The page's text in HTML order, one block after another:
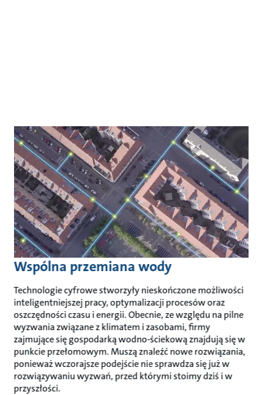
Wspólna przemiana wody
Technologie cyfrowe stworzyły nieskończone możliwości
inteligentniejszej pracy, optymalizacji procesów oraz
oszczędności czasu i energii. Obecnie, ze względu na pilne
wyzwania związane z klimatem i zasobami, firmy
zajmujące się gospodarką wodno-ściekową znajdują się w
punkcie przełomowym. Muszą znaleźć nowe rozwiązania,
ponieważ wczorajsze podejście nie sprawdza się już w
rozwiązywaniu wyzwań, przed którymi stoimy dziś i w
przyszłości.